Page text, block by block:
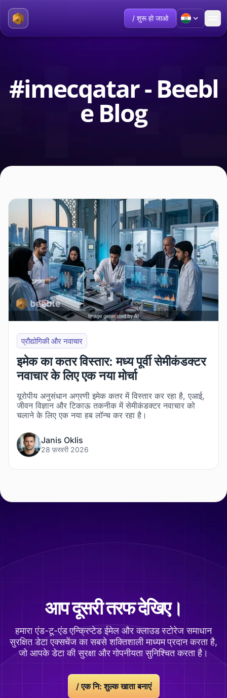
/ शुरू हो जाओ
#imecqatar - Beebl
e Blog
प्रौद्योगिकी और नवाचार
इमेक का कतर विस्तार: मध्य पूर्वी सेमीकंडक्टर
नवाचार के लिए एक नया मोर्चा
यूरोपीय अनुसंधान अग्रणी इमेक कतर में विस्तार कर रहा है, एआई,
जीवन विज्ञान और टिकाऊ तकनीक में सेमीकंडक्टर नवाचार को
चलाने के लिए एक नया हब लॉन्च कर रहा है।
Janis Oklis
28 फ़रवरी 2026
आप दूसरी तरफ देखिए।
हमारा एंड-टू-एंड एन्क्रिप्टेड ईमेल और क्लाउड स्टोरेज समाधान
सुरक्षित डेटा एक्सचेंज का सबसे शक्तिशाली माध्यम प्रदान करता है,
जो आपके डेटा की सुरक्षा और गोपनीयता सुनिश्चित करता है।
/ एक नि: शुल्क खाता बनाएं